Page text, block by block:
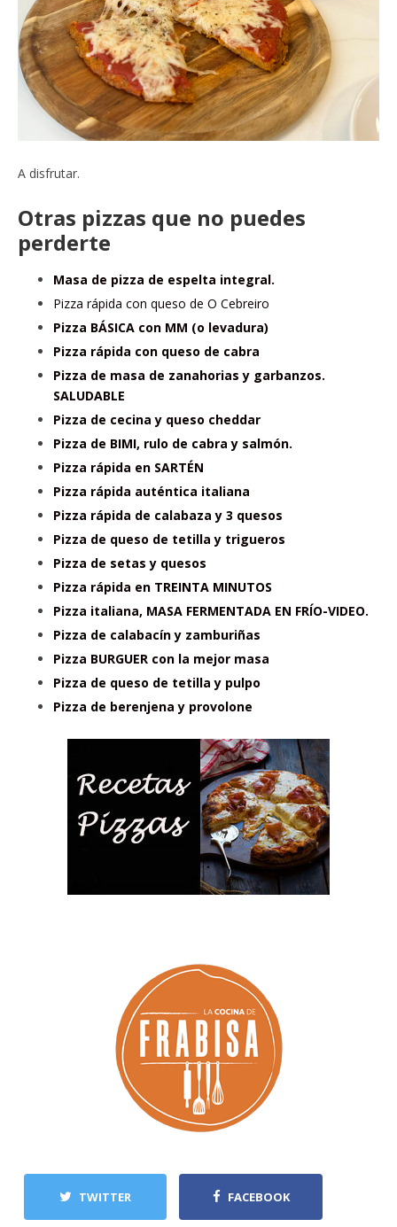
A disfrutar.
Otras pizzas que no puedes
perderte
Masa de pizza de espelta integral.
Pizza rápida con queso de O Cebreiro
Pizza BÁSICA con MM (o levadura)
Pizza rápida con queso de cabra
Pizza de masa de zanahorias y garbanzos.
SALUDABLE
Pizza de cecina y queso cheddar
Pizza de BIMI, rulo de cabra y salmón.
Pizza rápida en SARTÉN
Pizza rápida auténtica italiana
Pizza rápida de calabaza y 3 quesos
Pizza de queso de tetilla y trigueros
Pizza de setas y quesos
Pizza rápida en TREINTA MINUTOS
Pizza italiana, MASA FERMENTADA EN FRÍO-VIDEO.
Pizza de calabacín y zamburiñas
Pizza BURGUER con la mejor masa
Pizza de queso de tetilla y pulpo
Pizza de berenjena y provolone
TWITTER FACEBOOK